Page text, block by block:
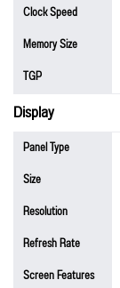
Clock Speed
Memory Size
TGP
Display
Panel Type
Size
Resolution
Refresh Rate
Screen Features